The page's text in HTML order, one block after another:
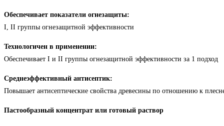
Обеспечивает показатели огнезащиты:
I, II группы огнезащитной эффективности
Технологичен в применении:
Обеспечивает I и II группы огнезащитной эффективности за 1 подход
Среднеэффективный антисептик:
Повышает антисептические свойства древесины по отношению к
Пастообразный концентрат или готовый раствор